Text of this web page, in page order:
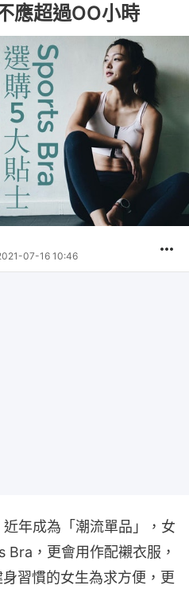
應超過OO小時
07-16 10:46
年成為「潮流單品」，女
，更會用作配襯衣服，
習慣的女生為求方便，更